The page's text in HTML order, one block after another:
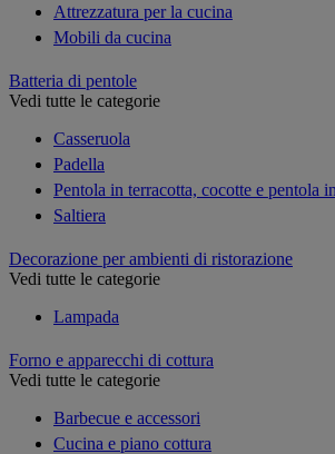
Attrezzatura per la cucina
Mobili da cucina
Batteria di pentole
Vedi tutte le categorie
Casseruola
Padella
Pentola in terracotta, cocotte e pentola
Saltiera
Decorazione per ambienti di ristorazione
Vedi tutte le categorie
Lampada
Forno e apparecchi di cottura
Vedi tutte le categorie
Barbecue e accessori
Cucina e piano cottura